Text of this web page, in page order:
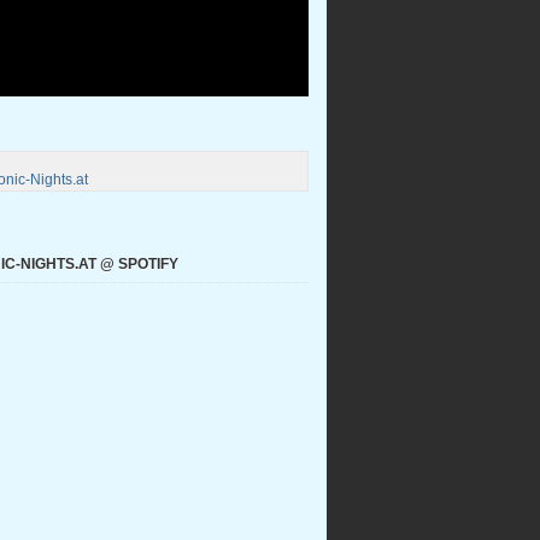
Nights.at
NIGHTS.AT @ SPOTIFY